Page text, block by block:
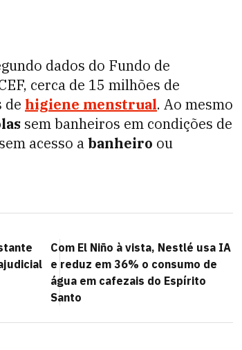
dados do Fundo de
cerca de 15 milhões de
de higiene menstrual. Ao mesmo
sem banheiros em condições de
acesso abanheiro ou
Com El Niño à vista, Nestlé usa IA
e reduz em 36% o consumo de
água em cafezais do Espírito
Santo